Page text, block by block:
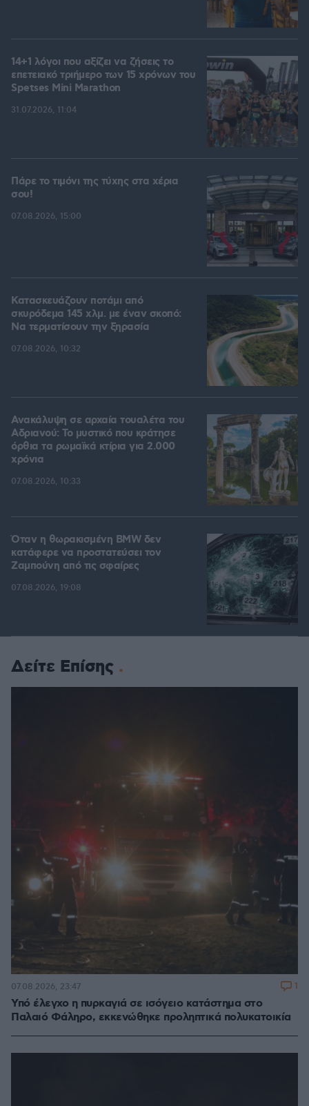
14+1 λόγοι που αξίζει να ζήσεις το
επετειακό τριήμερο των 15 χρόνων του
Spetses Mini Marathon
31.07.2026, 11:04
Πάρε το τιμόνι της τύχης στα χέρια
σου!
07.08.2026, 15:00
Κατασκευάζουν ποτάμι από
σκυρόδεμα 145 χλμ. με έναν σκοπό:
Να τερματίσουν την ξηρασία
07.08.2026, 10:32
Ανακάλυψη σε αρχαία τουαλέτα του
Αδριανού: Το μυστικό που κράτησε
όρθια τα ρωμαϊκά κτίρια για 2.000
χρόνια
07.08.2026, 10:33
Όταν η θωρακισμένη BMW δεν
κατάφερε να προστατεύσει τον
Ζαμπούνη από τις σφαίρες
07.08.2026, 19:08
Δείτε Επίσης
Υπό έλεγχο η πυρκαγιά σε ισόγειο κατάστημα στο
Παλαιό Φάληρο, εκκενώθηκε προληπτικά πολυκατοικία
07.08.2026, 23:47 1